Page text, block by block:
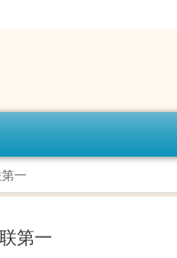
一
第一